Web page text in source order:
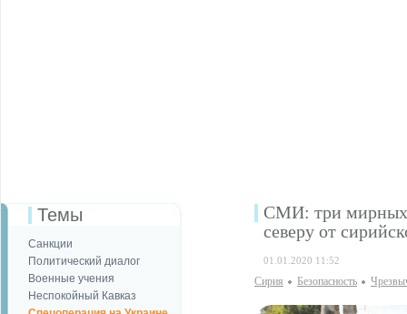
Темы
Санкции
Политический диалог
Военные учения
Неспокойный Кавказ
СМИ: три мирных
северу от
01.01.2020 11:52
Сирия Безопаcность